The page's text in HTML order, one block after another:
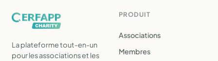
La plateforme tout-en-un
pour les associations et les
PRODUIT
Associations
Membres